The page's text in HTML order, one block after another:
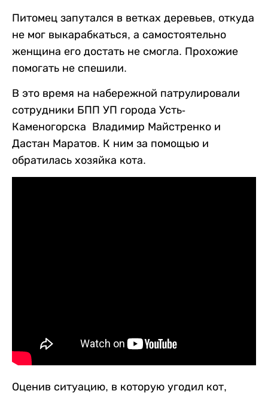
Питомец запутался в ветках деревьев, откуда
не мог выкарабкаться, а самостоятельно
женщина его достать не смогла. Прохожие
помогать не спешили.
В это время на набережной патрулировали
сотрудники БПП УП города Усть-
Каменогорска Владимир Майстренко и
Дастан Маратов. К ним за помощью и
обратилась хозяйка кота.
Оценив ситуацию, в которую угодил кот,